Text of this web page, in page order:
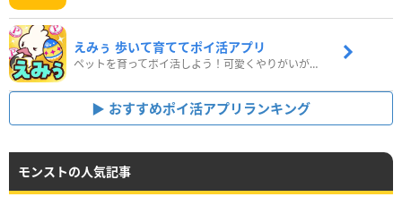
えみぅ 歩いて育ててポイ活アプリ
ペットを育ってポイ活しよう！可愛くやりがいがある新感覚アプリ
おすすめポイ活アプリランキング
モンストの人気記事